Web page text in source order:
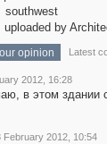
southwest
uploaded by
opinion Latest
2012, 16:28
в этом здании
February 2012, 10:54